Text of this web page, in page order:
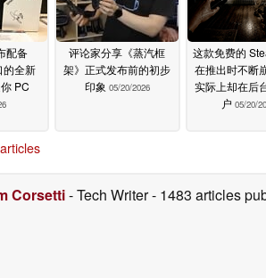
配备
的全新
PC
评论家分享《蒸汽框
架》正式发布前的初步
印象 05/20/2026
这款免费的
在推出时不断
实际上却在后
户 05/20/
Corsetti- Tech Writer- 1483 articles